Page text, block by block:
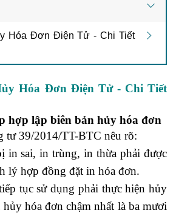
Hóa Đơn Điện Tử - Chi Tiết
Hóa Đơn Điện Tử - Chi Tiết
hợp lập biên bản hủy hóa đơn
tư 39/2014/TT-BTC nêu rõ:
in sai, in trùng, in thừa phải được
lý hợp đồng đặt in hóa đơn.
tục sử dụng phải thực hiện hủy
hóa đơn chậm nhất là ba mươi